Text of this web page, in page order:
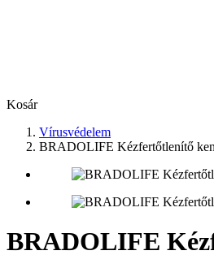
Kosár
Vírusvédelem
BRADOLIFE Kézfertőtlenítő
BRADOLIFE